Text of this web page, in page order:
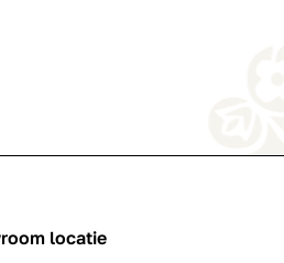
locatie